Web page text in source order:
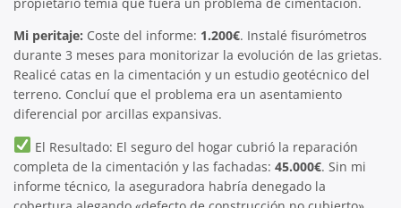
propietario temía que fuera un problema de cimentación.
Mi peritaje: Coste del informe: 1.200€. Instalé fisurómetros
durante 3 meses para monitorizar la evolución de las grietas.
Realicé catas en la cimentación y un estudio geotécnico del
terreno. Concluí que el problema era un asentamiento
diferencial por arcillas expansivas.
El Resultado: El seguro del hogar cubrió la reparación
completa de la cimentación y las fachadas: 45.000€. Sin mi
informe técnico, la aseguradora habría denegado la